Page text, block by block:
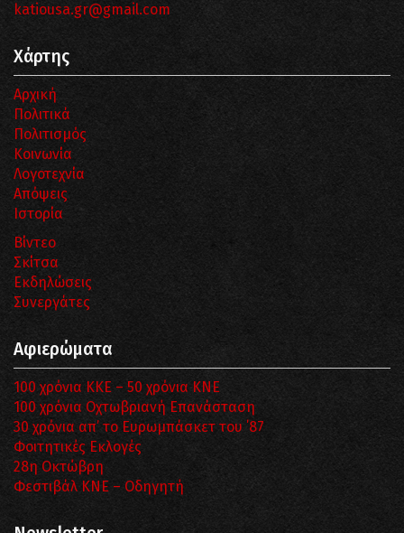
katiousa.gr@gmail.com
Χάρτης
Αρχική
Πολιτικά
Πολιτισμός
Κοινωνία
Λογοτεχνία
Απόψεις
Ιστορία
Βίντεο
Σκίτσα
Εκδηλώσεις
Συνεργάτες
Αφιερώματα
100 χρόνια ΚΚΕ – 50 χρόνια ΚΝΕ
100 χρόνια Οχτωβριανή Επανάσταση
30 χρόνια απ’ το Ευρωμπάσκετ του ΄87
Φοιτητικές Εκλογές
28η Οκτώβρη
Φεστιβάλ ΚΝΕ – Οδηγητή